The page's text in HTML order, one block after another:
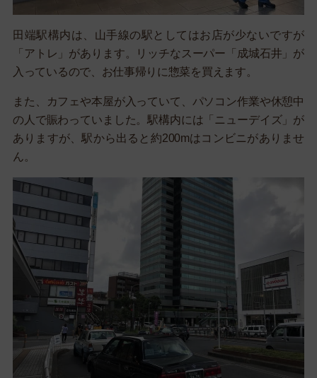
田端駅構内は、山手線の駅としてはお店が少ないですが
「アトレ」があります。リッチなスーパー「成城石井」が
入っているので、お仕事帰りに惣菜を買えます。
また、カフェや本屋が入っていて、パソコン作業や休憩中
の人で賑わっていました。駅構内には「ニューデイズ」が
ありますが、駅から出ると約200mはコンビニがありませ
ん。